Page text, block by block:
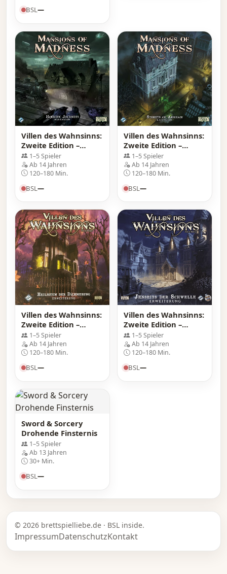
BSL—
Villen des Wahnsinns:
Zweite Edition –
Grauenvolle Reisen:
Erweiterung
1–5 Spieler
Ab 14 Jahren
120–180 Min.
BSL—
Villen des Wahnsinns:
Zweite Edition –
Straßen von Arkham:
Erweiterung
1–5 Spieler
Ab 14 Jahren
120–180 Min.
BSL—
Villen des Wahnsinns:
Zweite Edition –
Heiligtum der
Dämmerung:
Erweiterung
1–5 Spieler
Ab 14 Jahren
120–180 Min.
BSL—
Villen des Wahnsinns:
Zweite Edition –
Jenseits der Schwelle:
Erweiterung
1–5 Spieler
Ab 14 Jahren
120–180 Min.
BSL—
Sword & Sorcery
Drohende Finsternis
1–5 Spieler
Ab 13 Jahren
30+ Min.
BSL—
© 2026 brettspielliebe.de · BSL inside.
ImpressumDatenschutzKontakt